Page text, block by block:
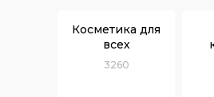
Косметика для
всех
3260